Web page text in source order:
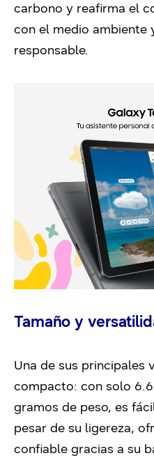
carbono y reafirma el
con el medio ambiente
responsable.
Tamaño y
Una de sus principales
compacto: con solo
gramos de peso, es
pesar de su ligereza,
confiable gracias a su